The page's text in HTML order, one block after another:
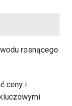
rosnącego
ceny i